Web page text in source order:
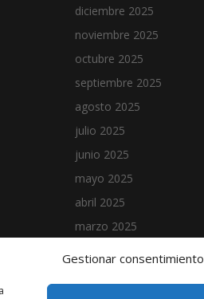
Gestionar consentimiento
diciembre 2025
noviembre 2025
octubre 2025
septiembre 2025
agosto 2025
julio 2025
junio 2025
mayo 2025
abril 2025
marzo 2025